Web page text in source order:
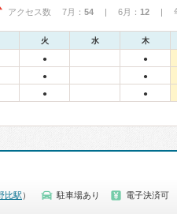
アクセス数 7月： 54 | 6月： 12 | 年
火 水 木
● ●
● ●
● ●
比駅 ） 駐車場あり 電子決済可